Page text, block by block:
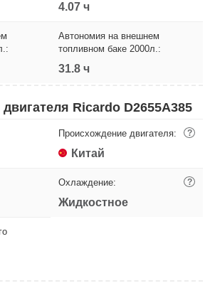
4.07 ч
Автономия на внешнем
топливном баке 2000л.:
31.8 ч
Ricardo D2655A385
Происхождение двигателя: ?
Китай
Охлаждение: ?
Жидкостное